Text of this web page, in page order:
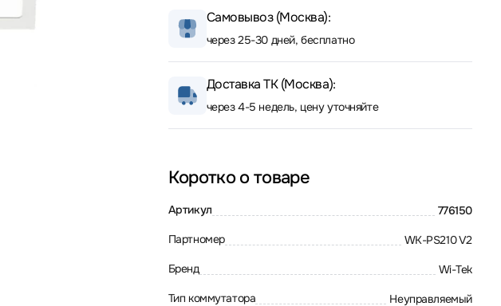
Самовывоз (Москва):
через 25-30 дней, бесплатно
Доставка ТК (Москва):
через 4-5 недель, цену уточняйте
Коротко о товаре
Артикул 776150
Партномер WK-PS210 V2
Бренд Wi-Tek
Тип коммутатора Неуправляемый